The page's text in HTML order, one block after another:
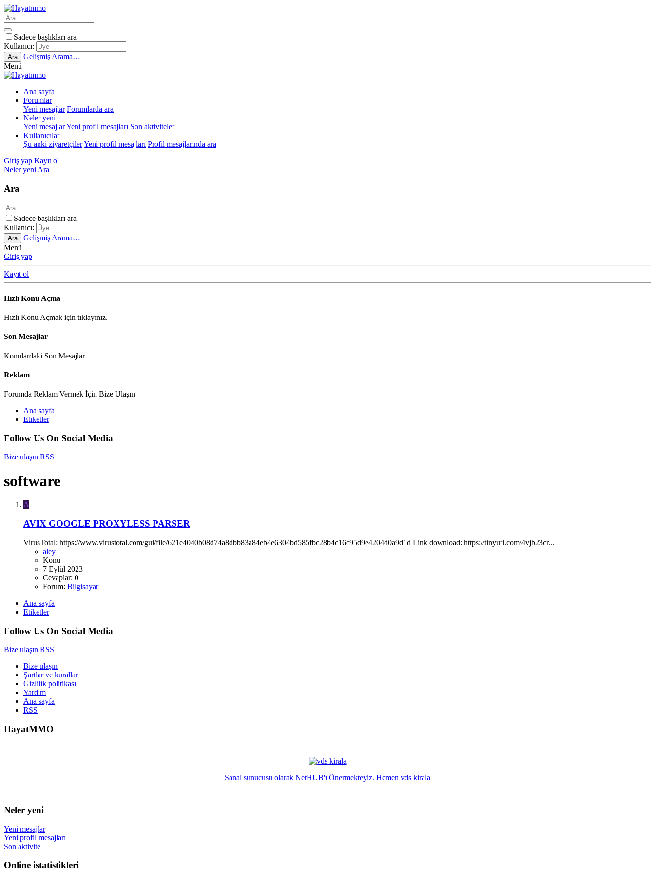
Sadece başlıkları ara
Kullanıcı:
Ara
Gelişmiş Arama…
Menü
Ana sayfa
Forumlar
Yeni mesajlar Forumlarda ara
Neler yeni
Yeni mesajlarYeni profil mesajları Son aktiviteler
Kullanıcılar
Şu anki ziyaretçilerYeni profil mesajları Profil mesajlarında ara
Giriş yap Kayıt ol
Neler yeni Ara
Ara
Sadece başlıkları ara
Kullanıcı:
Ara
Gelişmiş Arama…
Menü
Giriş yap
Kayıt ol
Hızlı Konu Açma
Hızlı Konu Açmak için tıklayınız.
Son Mesajlar
Konulardaki Son Mesajlar
Reklam
Forumda Reklam Vermek İçin Bize Ulaşın
Ana sayfa
Etiketler
Follow Us On Social Media
Bize ulaşın RSS
software
A
AVIX GOOGLE PROXYLESS PARSER
VirusTotal: https://www.virustotal.com/gui/file/621e4040b08d74a8dbb83a84eb4e6304bd585fbc28b4c16c95d9e4204d0a9d1d Link download: https://tinyurl.com/4vjb23cr...
aley
Konu
7 Eylül 2023
Cevaplar: 0
Forum: Bilgisayar
Ana sayfa
Etiketler
Follow Us On Social Media
Bize ulaşın RSS
Bize ulaşın
Şartlar ve kurallar
Gizlilik politikası
Yardım
Ana sayfa
RSS
HayatMMO
Sanal sunucusu olarak NetHUB'ı Önermekteyiz. Hemen vds kirala
Neler yeni
Yeni mesajlar
Yeni profil mesajları
Son aktivite
Online istatistikleri